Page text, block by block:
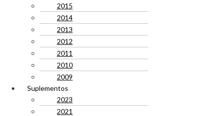
2015
2014
2013
2012
2011
2010
2009
Suplementos
2023
2021